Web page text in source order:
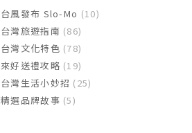
台風發布 Slo-Mo (10)
台灣旅遊指南 (86)
台灣文化特色 (78)
來好送禮攻略 (19)
台灣生活小妙招 (25)
精選品牌故事 (5)